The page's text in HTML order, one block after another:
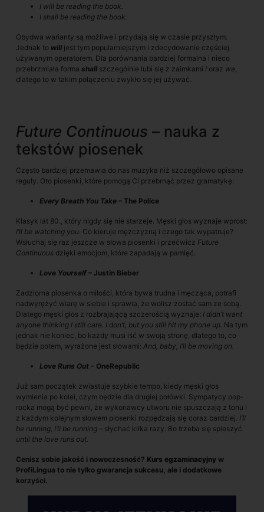
I will be reading the book.
I shall be reading the book.
Obydwa warianty są możliwe i przydają się w czasie przyszłym.
Jednak to will jest tym popularniejszym i zdecydowanie częściej
używanym operatorem. Dla porównania bardziej formalna i nieco
przebrzmiała forma shall szczególnie lubi się z zaimkami I oraz we,
dlatego to w takim połączeniu zwykło się jej używać.
Future Continuous – nauka z
tekstów piosenek
Często bardziej przemawia do nas muzyka niż szczegółowo opisane
reguły. Oto piosenki, które pomogą Ci przebrnąć przez gramatykę:
Every Breath You Take – The Police
Klasyk lat 80., który nigdy się nie starzeje. Męski głos wyznaje wprost:
I’ll be watching you. Co kieruje mężczyzną i czego tak wypatruje?
Wsłuchaj się raz jeszcze w słowa piosenki i przećwicz Future
Continuous dzięki emocjom, które zapadają w pamięć.
Love Yourself – Justin Bieber
Zadziorna piosenka o miłości, która bywa trudna i męcząca, potrafi
nadwyrężyć wiarę w siebie i sprawia, że wolisz zostać sam ze sobą.
Dlatego męski głos z rozbrajającą szczerością wyznaje: I didn’t want
anyone thinking I still care. I don’t, but you still hit my phone up. Na tym
jednak nie koniec, bo każdy musi iść w swoją stronę, dlatego to, co
będzie potem, wyrażone jest słowami: And, baby, I’ll be moving on.
Love Runs Out – OneRepublic
Już sam początek zwiastuje szybkie tempo, kiedy męski głos
wymienia po kolei, czym będzie dla drugiej połówki. Sympatycy pop-
rocka mogą być pewni, że wykonawcy utworu nie spuszczają z tonu i
z każdym kolejnym słowem piosenki rozpędzają się coraz bardziej. I’ll
be running, I’ll be running – słychać kilka razy. Bo trzeba się spieszyć
until the love runs out.
Cenisz sobie jakość i nowoczesność? Kurs egzaminacyjny w
ProfiLingua to nie tylko gwarancja sukcesu, ale i dodatkowe
korzyści.